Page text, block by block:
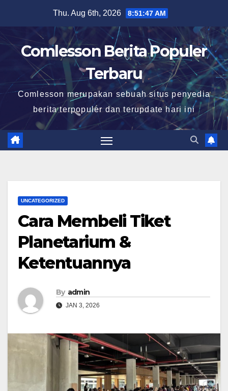
content
Thu. Aug 6th, 2026 8:51:48 AM
Comlesson Berita Populer
Terbaru
Comlesson merupakan sebuah situs penyedia
berita terpopuler dan terupdate hari ini
UNCATEGORIZED
Cara Membeli Tiket
Planetarium &
Ketentuannya
By admin
JAN 3, 2026